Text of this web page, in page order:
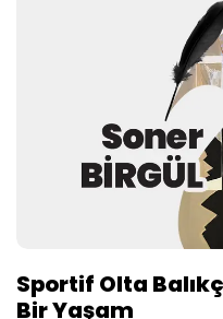
Sportif Olta
Bir Yaşam